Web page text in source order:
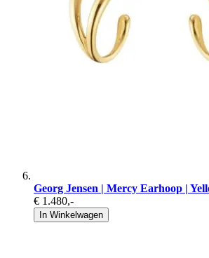
Georg Jensen | Mercy Earhoop |
€ 1.480,-
In Winkelwagen